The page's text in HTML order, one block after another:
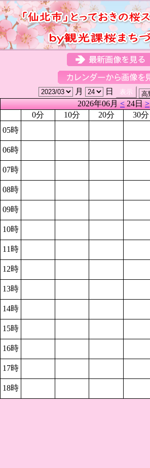
月
日
2026年06月<24日>
0分
10分 20分 30分
05時
06時
07時
08時
09時
10時
11時
12時
13時
14時
15時
16時
17時
18時